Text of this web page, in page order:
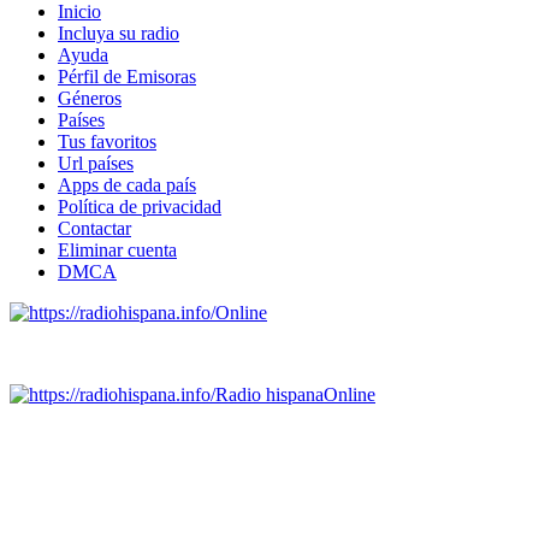
Inicio
Incluya su radio
Ayuda
Pérfil de Emisoras
Géneros
Países
Tus favoritos
Url países
Apps de cada país
Política de privacidad
Contactar
Eliminar cuenta
DMCA
Online
Radio hispanaOnline